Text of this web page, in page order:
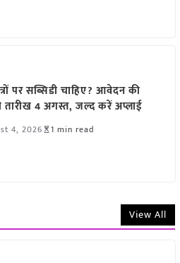
पर सब्सिडी चाहिए? आवेदन की
तारीख 4 अगस्त, जल्द करें अप्लाई
4, 2026 1 min read
View All